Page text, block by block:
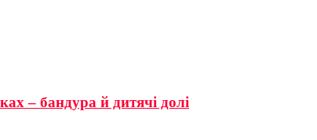
– бандура й дитячі долі